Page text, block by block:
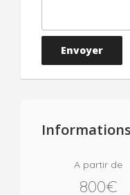
A partir de
800€